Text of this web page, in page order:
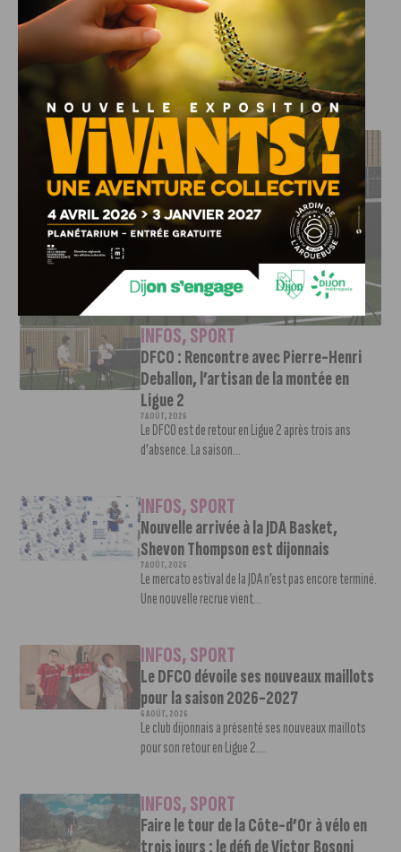
découvrir une autre façon de courir, entre défi sportif et
esprit collectif.
J'AIME LE DFCO
DFCO : RENCONTRE AVEC PIERRE-HENRI DEBALLON,
L’ARTISAN DE LA MONTÉE EN LIGUE 2
INFOS,SPORT
DFCO : Rencontre avec Pierre-Henri
Deballon, l’artisan de la montée en
Ligue 2
7 AOÛT, 2026
Le DFCO est de retour en Ligue 2 après trois ans
d’absence. La saison...
INFOS,SPORT
Nouvelle arrivée à la JDA Basket,
Shevon Thompson est dijonnais
7 AOÛT, 2026
Le mercato estival de la JDA n’est pas encore terminé.
Une nouvelle recrue vient...
INFOS,SPORT
Le DFCO dévoile ses nouveaux maillots
pour la saison 2026-2027
6 AOÛT, 2026
Le club dijonnais a présenté ses nouveaux maillots
pour son retour en Ligue 2....
INFOS,SPORT
Faire le tour de la Côte-d’Or à vélo en
trois jours : le défi de Victor Bosoni